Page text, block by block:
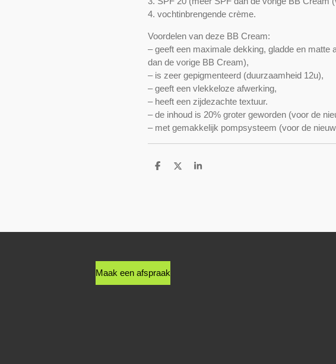
4. vochtinbrengende crème.
Voordelen van deze BB Cream:
– geeft een maximale dekking, gladde en matte
dan de vorige BB Cream),
– is zeer gepigmenteerd (duurzaamheid 12u),
– geeft een vlekkeloze afwerking,
– heeft een zijdezachte textuur.
– de inhoud is 20% groter geworden (voor de
– met gemakkelijk pompsysteem (voor de
D
D
S
Maak een afspraak